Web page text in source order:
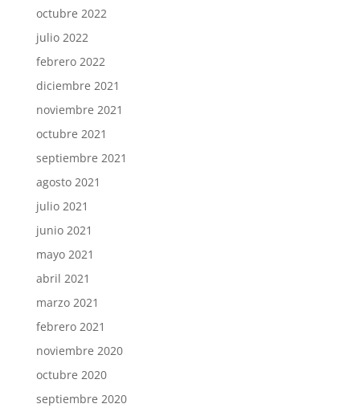
octubre 2022
julio 2022
febrero 2022
diciembre 2021
noviembre 2021
octubre 2021
septiembre 2021
agosto 2021
julio 2021
junio 2021
mayo 2021
abril 2021
marzo 2021
febrero 2021
noviembre 2020
octubre 2020
septiembre 2020